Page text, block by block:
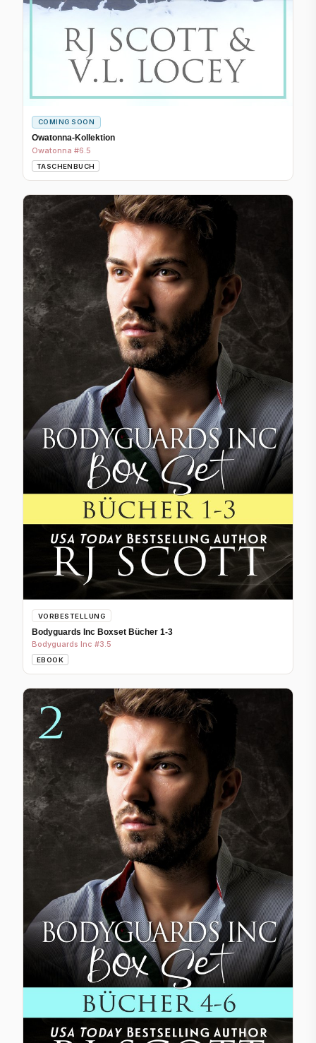
COMING SOON
Owatonna-Kollektion
Owatonna #6.5
TASCHENBUCH
VORBESTELLUNG
Bodyguards Inc Boxset Bücher 1-3
Bodyguards Inc #3.5
EBOOK